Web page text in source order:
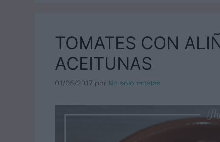
TOMATES CON
ACEITUNAS
01/05/2017 por No solo recetas